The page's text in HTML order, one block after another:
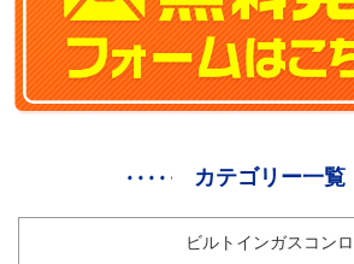
カテゴリー一覧
ビルトインガスコンロ